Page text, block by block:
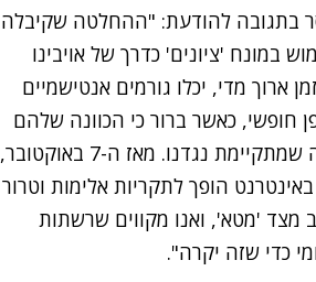
בתגובה להודעת: "ההחלטה שקיבלה
במונח 'ציונים' כדרך של אויבינו
ארוך מדי, יכלו גורמים אנטישמיים
חופשי, כאשר ברור כי הכוונה שלהם
היא לייחס אותה כגנאי, ולהשתמש בה כ'נשק' במלחמת ההסברה שמתקיימת נגדנו. מאז ה-7 באוקטובר,
הופך לתקריות אלימות וטרור
מצד 'מטא', ואנו מקווים שרשתות
כדי שזה יקרה".